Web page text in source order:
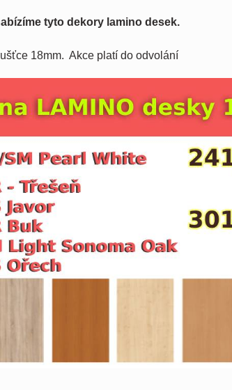
tyto dekory lamino desek.
18mm. Akce platí do odvolání